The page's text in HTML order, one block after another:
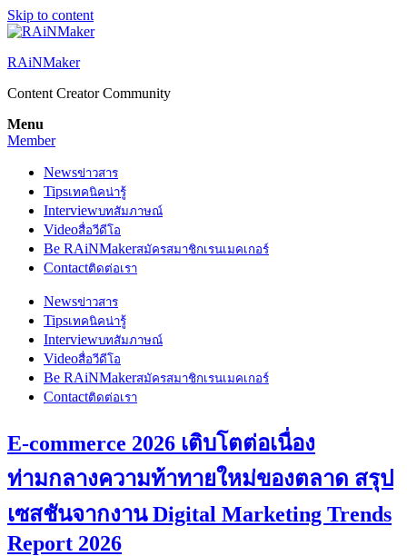
Skip to content
RAiNMaker
Content Creator Community
Menu
Member
Newsข่าวสาร
Tipsเทคนิคน่ารู้
Interviewบทสัมภาษณ์
Videoสื่อวีดีโอ
Be RAiNMakerสมัครสมาชิกเรนเมคเกอร์
Contactติดต่อเรา
Newsข่าวสาร
Tipsเทคนิคน่ารู้
Interviewบทสัมภาษณ์
Videoสื่อวีดีโอ
Be RAiNMakerสมัครสมาชิกเรนเมคเกอร์
Contactติดต่อเรา
E-commerce 2026 เติบโตต่อเนื่อง
ท่ามกลางความท้าทายใหม่ของตลาด สรุป
เซสชันจากงาน Digital Marketing Trends
Report 2026